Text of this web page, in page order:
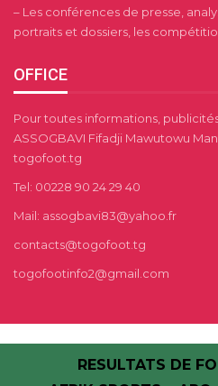
– Les conférences de presse,
portraits et dossiers, les
OFFICE
Pour toutes informations,
ASSOGBAVI Fifadji Mawutowu
togofoot.tg
Tel: 00228 90 24 29 40
Mail: assogbavi83@yahoo.fr
contacts@togofoot.tg
togofootinfo2@gmail.com
RESULTATS DE